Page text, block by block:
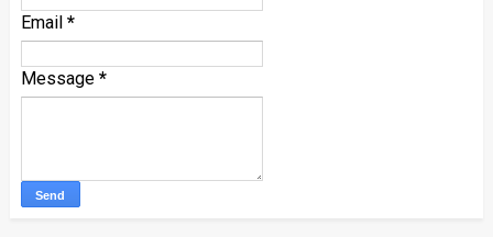
Email *
Message *